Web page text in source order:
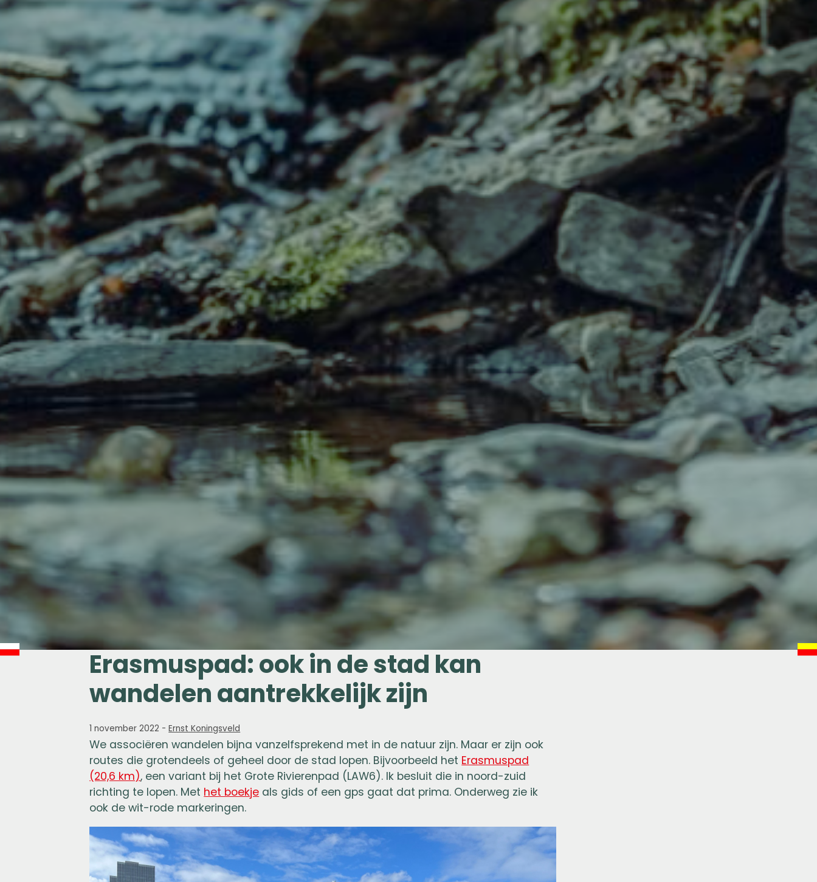
Erasmuspad: ook in de stad kan
wandelen aantrekkelijk zijn
1 november 2022 -Ernst Koningsveld
We associëren wandelen bijna vanzelfsprekend met in de natuur zijn. Maar er zijn ook
routes die grotendeels of geheel door de stad lopen. Bijvoorbeeld het Erasmuspad
(20,6 km), een variant bij het Grote Rivierenpad (LAW6). Ik besluit die in noord-zuid
richting te lopen. Met het boekje als gids of een gps gaat dat prima. Onderweg zie ik
ook de wit-rode markeringen.